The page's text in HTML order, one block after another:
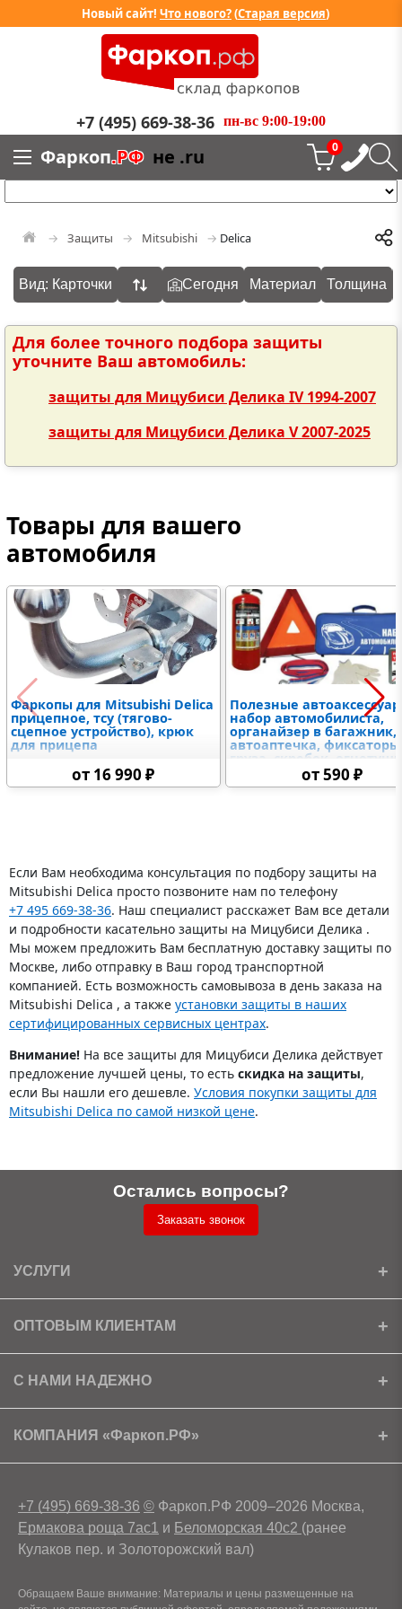
Новый сайт! Что нового?(Старая версия)
+7 (495) 669-38-36 пн-вс 9:00-19:00
Фаркоп.РФ не .ru 0
Защиты Mitsubishi Delica
Вид: Карточки Сегодня Материал Толщина
Для более точного подбора защиты
уточните Ваш автомобиль:
защиты для Мицубиси Делика IV 1994-2007
защиты для Мицубиси Делика V 2007-2025
Товары для вашего
автомобиля
Фаркопы для Mitsubishi Delica
прицепное, тсу (тягово-
сцепное устройство), крюк
для прицепа
от 16 990 ₽
Полезные
набор автомобилиста,
органайзер в багажник,
автоаптечка, фиксаторы
груза, скребок,
от 590 ₽
Если Вам необходима консультация по подбору защиты на
Mitsubishi Delica просто позвоните нам по телефону
+7 495 669-38-36. Наш специалист расскажет Вам все детали
и подробности касательно защиты на Мицубиси Делика .
Мы можем предложить Вам бесплатную доставку защиты по
Москве, либо отправку в Ваш город транспортной
компанией. Есть возможность самовывоза в день заказа на
Mitsubishi Delica , а также установки защиты в наших
сертифицированных сервисных центрах.
Внимание! На все защиты для Мицубиси Делика действует
предложение лучшей цены, то есть скидка на защиты,
если Вы нашли его дешевле. Условия покупки защиты для
Mitsubishi Delica по самой низкой цене.
Остались вопросы?
Заказать звонок
УСЛУГИ
Установка
Доставка
ОПТОВЫМ КЛИЕНТАМ
Ищем партнеров
Скачать прайс
С НАМИ НАДЕЖНО
Сертификаты
Условия возврата
КОМПАНИЯ «Фаркоп.РФ»
+7 (495) 669-38-36 © Фаркоп.РФ 2009–2026 Москва,
Ермакова роща 7ас1 и Беломорская 40с2 (ранее
Кулаков пер. и Золоторожский вал)
Обращаем Ваше внимание: Материалы и цены размещенные на